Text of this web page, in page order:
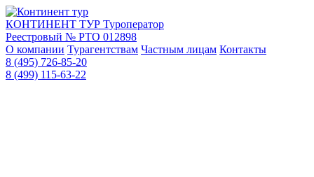
КОНТИНЕНТ ТУР Туроператор
Реестровый № РТО 012898
О компании Турагентствам Частным лицам Контакты
8 (495) 726-85-20
8 (499) 115-63-22